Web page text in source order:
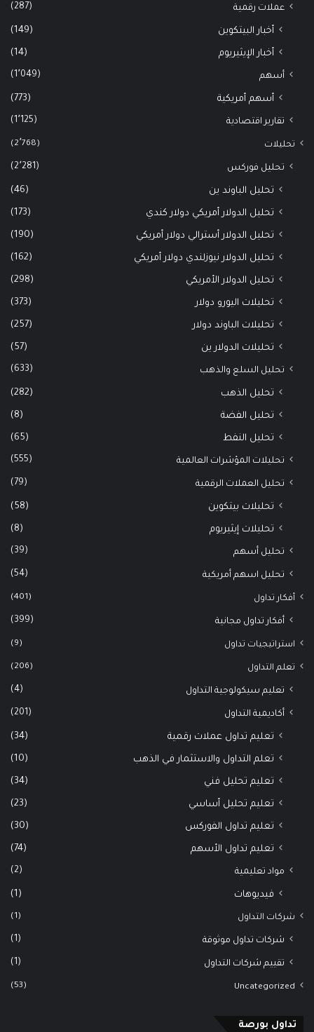
عملات رقمية (287)
أخبار البيتكوين (149)
أخبار الإيثيريوم (14)
أسهم (1٬049)
أسهم أمريكية (773)
تقارير اقتصادية (1٬125)
تحليلات (2٬768)
تحليل فوركس (2٬281)
تحليل الباوند ين (46)
تحليل الدولار أمريكي دولار كندي (173)
تحليل الدولار أسترالي دولار أمريكي (190)
تحليل الدولار نيوزلندي دولار أمريكي (162)
تحليل الدولار الأمريكي (298)
تحليلات اليورو دولار (373)
تحليلات الباوند دولار (257)
تحليلات الدولار ين (57)
تحليل السلع والذهب (633)
تحليل الذهب (282)
تحليل الفضة (8)
تحليل النفط (65)
تحليلات المؤشرات العالمية (555)
تحليل العملات الرقمية (79)
تحليلات بيتكوين (58)
تحليلات إيثيريوم (8)
تحليل أسهم (39)
تحليل اسهم أمريكية (54)
أفكار تداول (401)
أفكار تداول مجانية (399)
استراتيجيات تداول (9)
تعلم التداول (206)
تعليم سيكولوجية التداول (4)
أكاديمية التداول (201)
تعليم تداول عملات رقمية (34)
تعلم التداول والاستثمار في الذهب (10)
تعليم تحليل فني (34)
تعليم تحليل أساسي (23)
تعليم تداول الفوركس (30)
تعليم تداول الأسهم (74)
مواد تعليمية (2)
فيديوهات (1)
شركات التداول (1)
شركات تداول موثوقة (1)
تقييم شركات التداول (1)
Uncategorized
(53)
تداول بورصة